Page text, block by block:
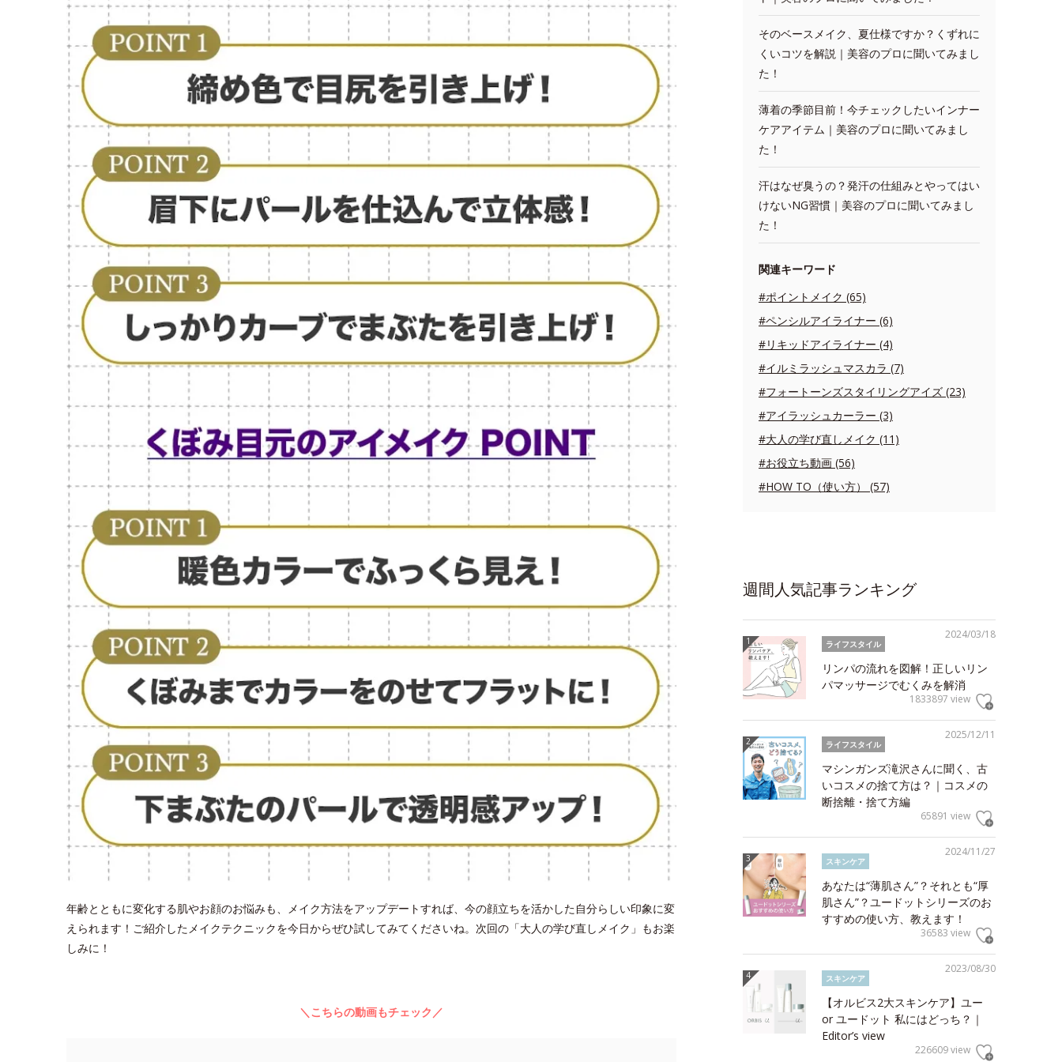
年齢とともに変化する肌やお顔のお悩みも、メイク方法をアップデートすれば、今の顔立ちを活かした自分らしい印象に変
えられます！ご紹介したメイクテクニックを今日からぜひ試してみてくださいね。次回の「大人の学び直しメイク」もお楽
しみに！
＼こちらの動画もチェック／
そのベースメイク、夏仕様ですか？くずれに
くいコツを解説｜美容のプロに聞いてみまし
た！
薄着の季節目前！今チェックしたいインナー
ケアアイテム｜美容のプロに聞いてみまし
た！
汗はなぜ臭うの？発汗の仕組みとやってはい
けないNG習慣｜美容のプロに聞いてみまし
た！
関連キーワード
#ポイントメイク (65)
#ペンシルアイライナー (6)
#リキッドアイライナー (4)
#イルミラッシュマスカラ (7)
#フォートーンズスタイリングアイズ (23)
#アイラッシュカーラー (3)
#大人の学び直しメイク (11)
#お役立ち動画 (56)
#HOW TO（使い方） (57)
週間人気記事ランキング
2024/03/18
ライフスタイル
リンパの流れを図解！正しいリン
パマッサージでむくみを解消
1833897 view
2025/12/11
ライフスタイル
マシンガンズ滝沢さんに聞く、古
いコスメの捨て方は？｜コスメの
断捨離・捨て方編
65891 view
2024/11/27
スキンケア
あなたは“薄肌さん”？それとも“厚
肌さん”？ユードットシリーズのお
すすめの使い方、教えます！
36583 view
2023/08/30
スキンケア
【オルビス2大スキンケア】ユー
or ユードット 私にはどっち？｜
Editor’s view
226609 view